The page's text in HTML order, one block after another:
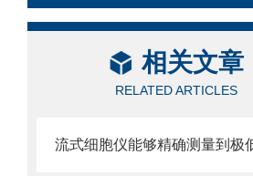
相关文章
RELATED ARTICLES